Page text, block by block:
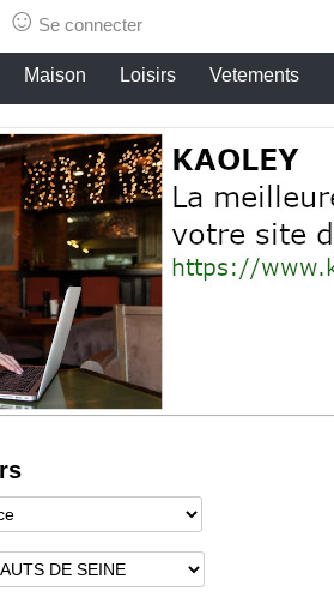
☺ Se connecter
Maison Loisirs Vetements